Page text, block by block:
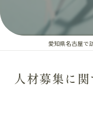
愛知県名古屋で
人材募集に